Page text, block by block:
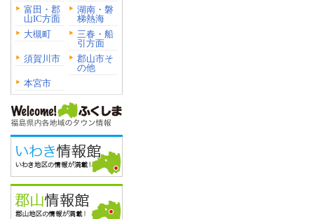
富田・郡
山IC方面
湖南・磐
梯熱海
大槻町
三春・船
引方面
須賀川市
郡山市そ
の他
本宮市